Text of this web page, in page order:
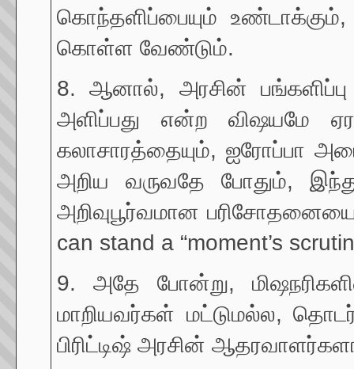
கொந்தளிப்பையும்
கொள்ள வேண்டும்.
8. ஆனால், அரசின் பங்களிப்பு
அளிப்பது என்ற விஷயமே
கலாசாரத்தையும், ஐரோப்பா
அறிய வருவதே போதும்,
அறிவுபூர்வமான பரிசோதனையை
can stand a “moment’s
9. அதே போன்று,
மாறியவர்கள் மட்டுமல்ல,
பிரிட்டிஷ் அரசின்